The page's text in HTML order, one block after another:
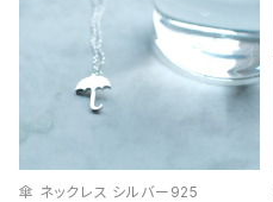
傘 ネックレス シルバー925